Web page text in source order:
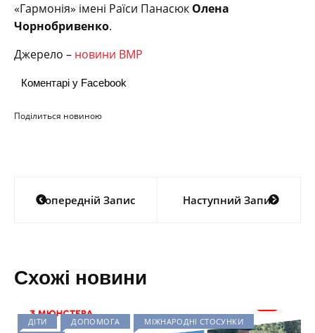
«Гармонія» імені Раїси Панасюк Олена
Чорнобривенко.
Джерело – новини ВМР
Коментарі у Facebook
Поділиться новиною
Навігація
записів
Попередній Запис Наступний Запис
Схожі новини
ДІТИ ДОПОМОГА
МІЖНАРОДНІ СТОСУНКИ